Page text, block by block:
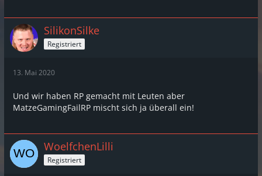
SilikonSilke
Registriert
13. Mai 2020
Und wir haben RP gemacht mit Leuten aber
MatzeGamingFailRP mischt sich ja überall ein!
WoelfchenLilli
Registriert